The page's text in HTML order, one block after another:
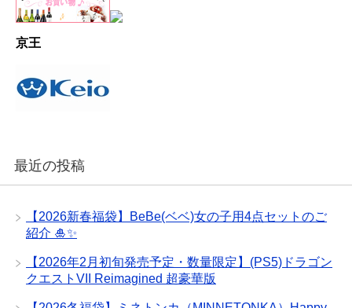
京王
最近の投稿
【2026新春福袋】BeBe(ベベ)女の子用4点セットのご
紹介 🎍✨
【2026年2月初旬発売予定・数量限定】(PS5)ドラゴン
クエストVII Reimagined 超豪華版